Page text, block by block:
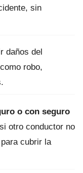
sin
daños del
robo,
o con seguro
otro conductor no
cubrir la